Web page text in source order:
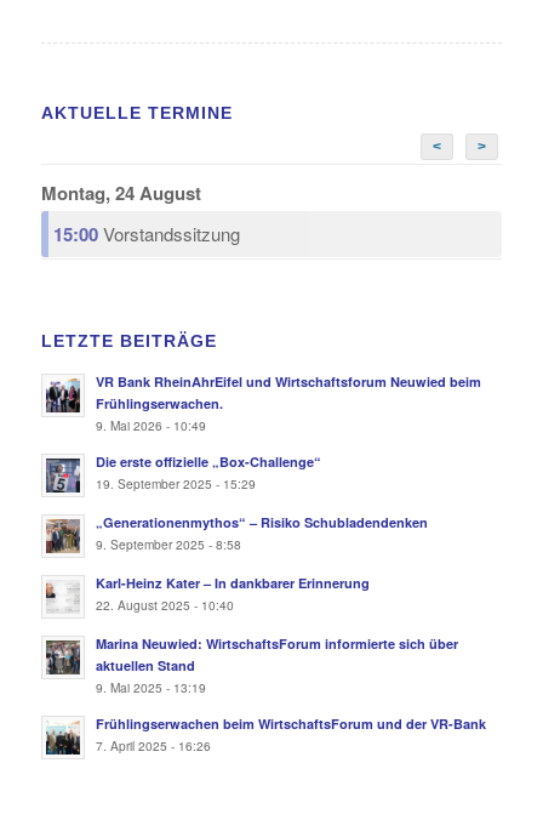
AKTUELLE TERMINE
< >
Montag, 24 August
15:00Vorstandssitzung
LETZTE BEITRÄGE
VR Bank RheinAhrEifel und Wirtschaftsforum Neuwied beim
Frühlingserwachen.
9. Mai 2026 - 10:49
Die erste offizielle „Box-Challenge“
19. September 2025 - 15:29
„Generationenmythos“ – Risiko Schubladendenken
9. September 2025 - 8:58
Karl-Heinz Kater – In dankbarer Erinnerung
22. August 2025 - 10:40
Marina Neuwied: WirtschaftsForum informierte sich über
aktuellen Stand
9. Mai 2025 - 13:19
Frühlingserwachen beim WirtschaftsForum und der VR-Bank
7. April 2025 - 16:26